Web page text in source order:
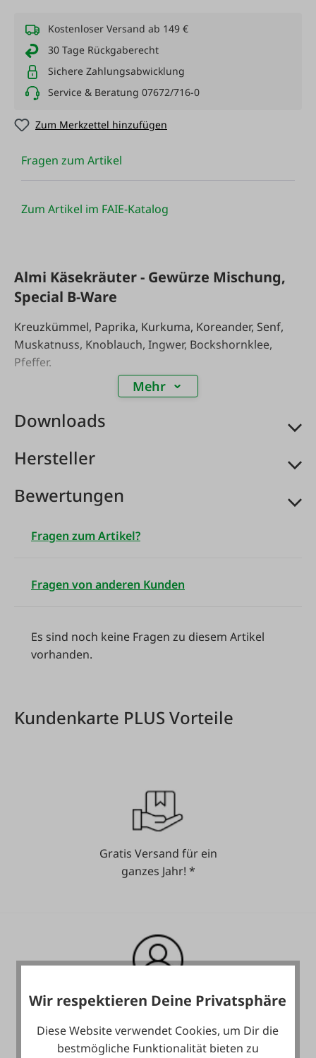
Kostenloser Versand ab 149 €
30 Tage Rückgaberecht
Sichere Zahlungsabwicklung
Service & Beratung 07672/716-0
Zum Merkzettel hinzufügen
Fragen zum Artikel
Zum Artikel im FAIE-Katalog
Almi Käsekräuter - Gewürze Mischung,
Special B-Ware
Kreuzkümmel, Paprika, Kurkuma, Koreander, Senf,
Muskatnuss, Knoblauch, Ingwer, Bockshornklee,
Pfeffer.
Achtung- Mindesthaltbarkeitsdatum 26.08.2026
Mehr
Downloads
Hersteller
Bewertungen
Fragen zum Artikel?
Fragen von anderen Kunden
Es sind noch keine Fragen zu diesem Artikel
vorhanden.
Kundenkarte PLUS Vorteile
Gratis Versand für ein
ganzes Jahr! *
Heute noch Service
Wir respektieren Deine Privatsphäre
Diese Website verwendet Cookies, um Dir die
bestmögliche Funktionalität bieten zu